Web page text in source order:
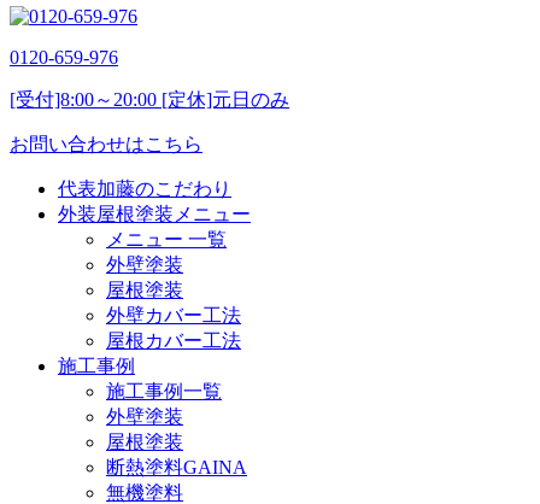
0120-659-976
[受付]8:00～20:00 [定休]元日のみ
お問い合わせはこちら
代表加藤のこだわり
外装屋根塗装メニュー
メニュー 一覧
外壁塗装
屋根塗装
外壁カバー工法
屋根カバー工法
施工事例
施工事例一覧
外壁塗装
屋根塗装
断熱塗料GAINA
無機塗料